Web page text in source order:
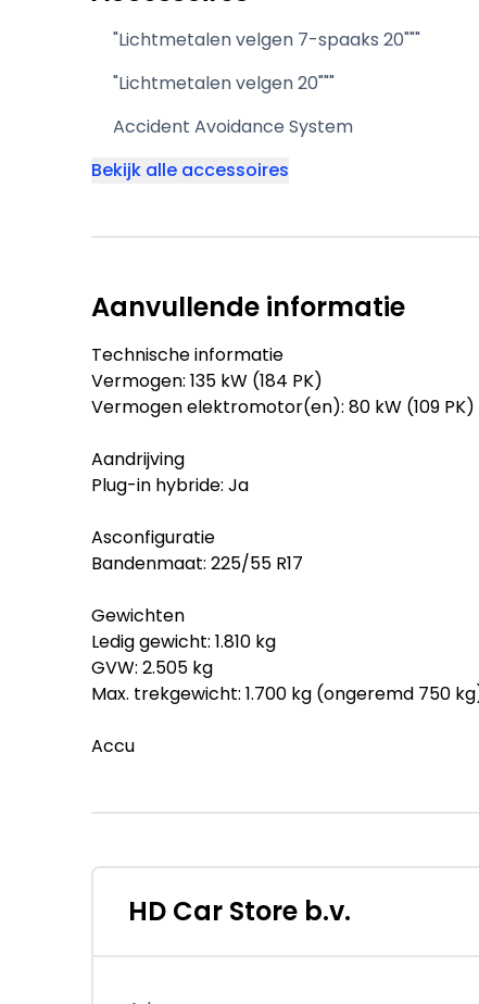
"Lichtmetalen velgen 7-spaaks 20"""
"Lichtmetalen velgen 20"""
Accident Avoidance System
Bekijk alle accessoires
Aanvullende informatie
Technische informatie
Vermogen: 135 kW (184 PK)
Vermogen elektromotor(en): 80 kW (109 PK)
Aandrijving
Plug-in hybride: Ja
Asconfiguratie
Bandenmaat: 225/55 R17
Gewichten
Ledig gewicht: 1.810 kg
GVW: 2.505 kg
Max. trekgewicht: 1.700 kg (ongeremd 750
Accu
Verbruik
Gemiddeld elektriciteitsverbruik: 21,4 kWh/
HD Car Store b.v.